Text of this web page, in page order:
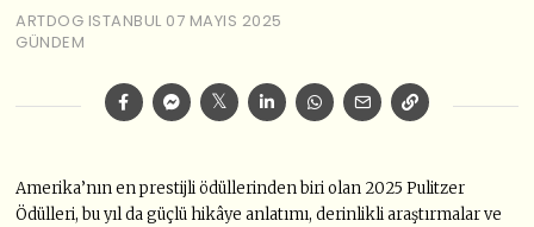
ARTDOG ISTANBUL 07 MAYIS 2025
GÜNDEM
Amerika’nın en prestijli ödüllerinden biri olan 2025 Pulitzer
Ödülleri, bu yıl da güçlü hikâye anlatımı, derinlikli araştırmalar ve